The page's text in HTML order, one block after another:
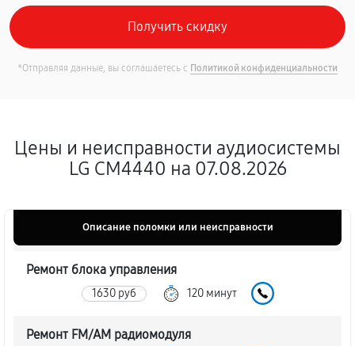
*Отправляя данные, вы соглашаетесь с Политикой конфиденциальности
Цены и неисправности аудиосистемы
LG CM4440 на 07.08.2026
Описание поломки или неисправности
Ремонт блока управления
1630 руб 120 минут
Ремонт FM/AM радиомодуля